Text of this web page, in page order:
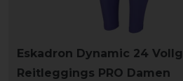
Eskadron Dynamic 24
Reitleggings PRO Damen